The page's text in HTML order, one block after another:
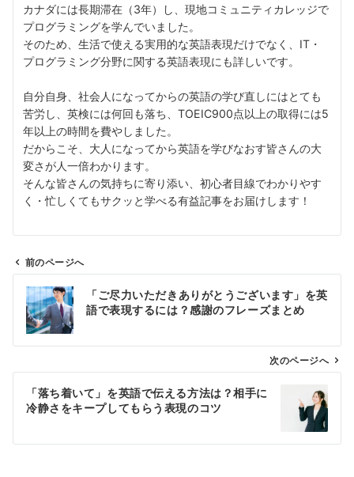
カナダには長期滞在（3年）し、現地コミュニティカレッジで
プログラミングを学んでいました。
そのため、生活で使える実用的な英語表現だけでなく、IT・
プログラミング分野に関する英語表現にも詳しいです。
自分自身、社会人になってからの英語の学び直しにはとても
苦労し、英検には何回も落ち、TOEIC900点以上の取得には5
年以上の時間を費やしました。
だからこそ、大人になってから英語を学びなおす皆さんの大
変さが人一倍わかります。
そんな皆さんの気持ちに寄り添い、初心者目線でわかりやす
く・忙しくてもサクッと学べる有益記事をお届けします！
ビ
ン
前のページへ
「ご尽力いただきありがとうございます」を英
語で表現するには？感謝のフレーズまとめ
次のページへ
「落ち着いて」を英語で伝える方法は？相手に
冷静さをキープしてもらう表現のコツ